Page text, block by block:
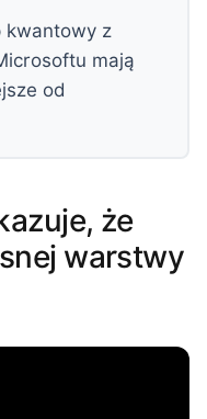
kwantowy z
mają
od
że
warstwy